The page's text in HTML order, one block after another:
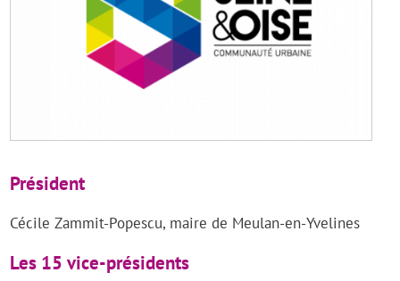
Président
Cécile Zammit-Popescu, maire de Meulan-en-Yvelines
Les 15 vice-présidents